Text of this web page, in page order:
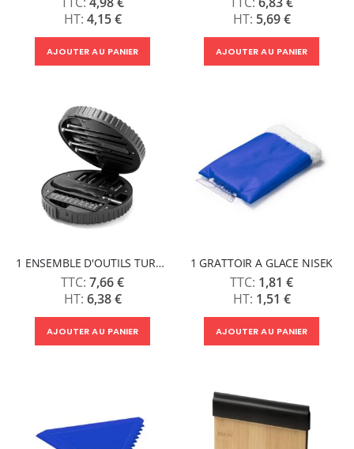
4,15 €
AJOUTER AU PANIER
5,69 €
AJOUTER AU PANIER
1 ENSEMBLE D'OUTILS TURNER
7,66 €
6,38 €
AJOUTER AU PANIER
1 GRATTOIR A GLACE NISEK
1,81 €
1,51 €
AJOUTER AU PANIER